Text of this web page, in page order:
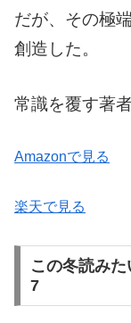
だが、その極
創造した。
常識を覆す著
Amazonで見る
楽天で見る
この冬読み
7